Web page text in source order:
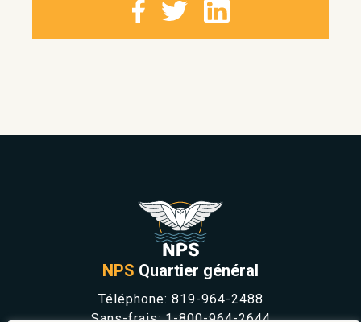
NPS Quartier général
Téléphone: 819-964-2488
Sans-frais:1-800-964-2644